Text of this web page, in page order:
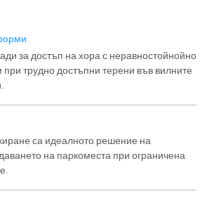
за достъп на хора с неравностойнойно
при трудно достъпни терени във вилните
са идеалното решение на
на паркоместа при ограничена